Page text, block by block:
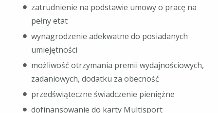
zatrudnienie na podstawie umowy o pracę na
pełny etat
wynagrodzenie adekwatne do posiadanych
umiejętności
możliwość otrzymania premii wydajnościowych,
zadaniowych, dodatku za obecność
przedświąteczne świadczenie pieniężne
dofinansowanie do karty Multisport